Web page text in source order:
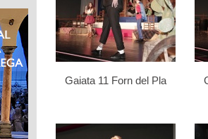
Gaiata 11 Forn del Pla